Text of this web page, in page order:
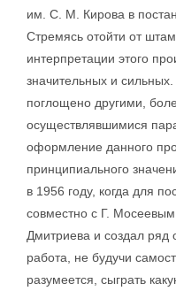
им. С. М. Кирова в
Стремясь отойти от
интерпретации этого
значительных и
поглощено другими,
осуществлявшимися
оформление данного
принципиального
в 1956 году, когда для
совместно с Г.
Дмитриева и создал ряд
работа, не будучи
разумеется, сыграть